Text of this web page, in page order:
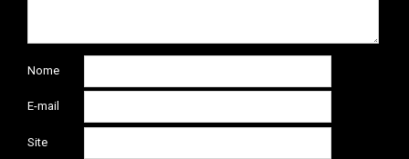
Nome
E-mail
Site